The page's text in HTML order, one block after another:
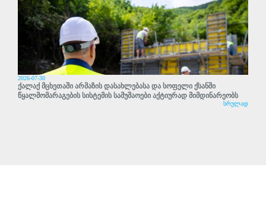
2026-07-30
ქალაქ მცხეთაში არმაზის დასახლებასა და სოფელი ქსანში
წყალმომარაგების სისტემის სამუშაოები აქტიურად მიმდინარეობს
სრულად